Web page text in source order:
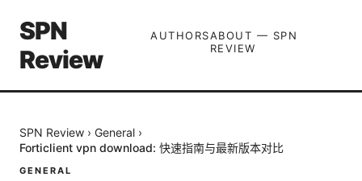
SPN
Review
AUTHORSABOUT — SPN
REVIEW
SPN Review › General ›
Forticlient vpn download: 快速指南与最新版本对比
GENERAL